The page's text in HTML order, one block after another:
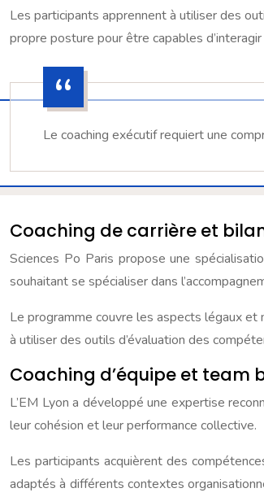
Les participants apprennent à utiliser des
propre posture pour être capables
Le coaching exécutif requiert une
Coaching de carrière et
Sciences Po Paris propose une
souhaitant se spécialiser dans
Le programme couvre les aspects légaux et
à utiliser des outils d’évaluation des
Coaching d’équipe et team
L’EM Lyon a développé une expertise
leur cohésion et leur performance collective.
Les participants acquièrent des
adaptés à différents contextes